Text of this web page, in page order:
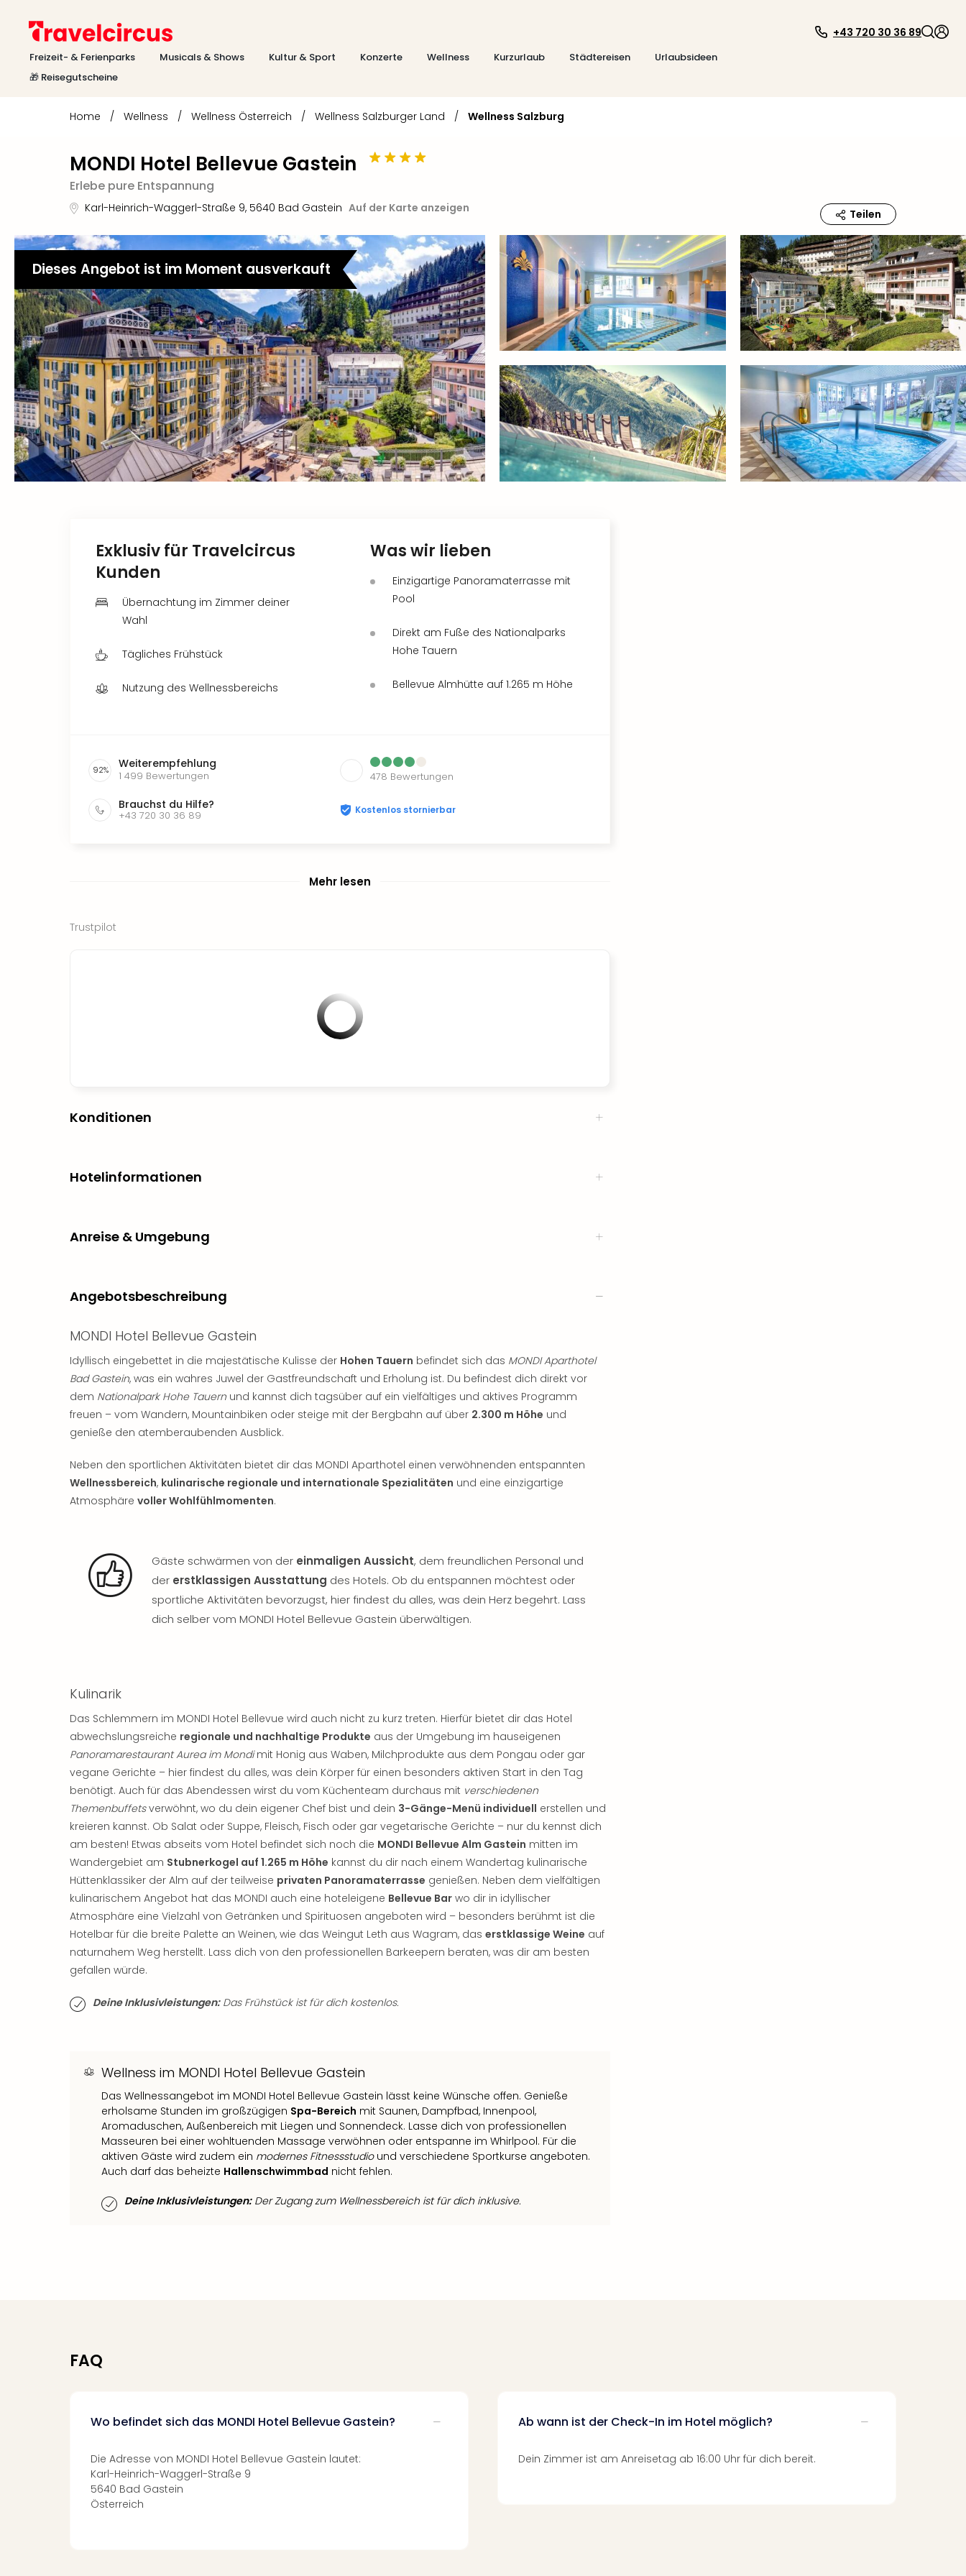
Freizeit- & Ferienparks Musicals & Shows Kultur & Sport Konzerte Wellness Kurzurlaub Städtereisen
Urlaubsideen
🎁 Reisegutscheine
+43 720 30 36 89
Home / Wellness / Wellness Österreich / Wellness Salzburger Land / Wellness Salzburg
MONDI Hotel Bellevue Gastein
Erlebe pure Entspannung
Karl-Heinrich-Waggerl-Straße 9, 5640 Bad Gastein Auf der Karte anzeigen Teilen
Dieses Angebot ist im Moment ausverkauft
Exklusiv für Travelcircus
Kunden
Übernachtung im Zimmer deiner
Wahl
Tägliches Frühstück
Nutzung des Wellnessbereichs
Was wir lieben
Einzigartige Panoramaterrasse mit
Pool
Direkt am Fuße des Nationalparks
Hohe Tauern
Bellevue Almhütte auf 1.265 m Höhe
92% Weiterempfehlung
1 499 Bewertungen 478 Bewertungen
Brauchst du Hilfe?
+43 720 30 36 89 Kostenlos stornierbar
Mehr lesen
Trustpilot
Konditionen
Hotelinformationen
Anreise & Umgebung
Angebotsbeschreibung
MONDI Hotel Bellevue Gastein
Idyllisch eingebettet in die majestätische Kulisse der Hohen Tauern befindet sich das MONDI Aparthotel
Bad Gastein, was ein wahres Juwel der Gastfreundschaft und Erholung ist. Du befindest dich direkt vor
dem Nationalpark Hohe Tauern und kannst dich tagsüber auf ein vielfältiges und aktives Programm
freuen – vom Wandern, Mountainbiken oder steige mit der Bergbahn auf über 2.300 m Höhe und
genieße den atemberaubenden Ausblick.
Neben den sportlichen Aktivitäten bietet dir das MONDI Aparthotel einen verwöhnenden entspannten
Wellnessbereich, kulinarische regionale und internationale Spezialitäten und eine einzigartige
Atmosphäre voller Wohlfühlmomenten.
Gäste schwärmen von der einmaligen Aussicht, dem freundlichen Personal und
der erstklassigen Ausstattung des Hotels. Ob du entspannen möchtest oder
sportliche Aktivitäten bevorzugst, hier findest du alles, was dein Herz begehrt. Lass
dich selber vom MONDI Hotel Bellevue Gastein überwältigen.
Kulinarik
Das Schlemmern im MONDI Hotel Bellevue wird auch nicht zu kurz treten. Hierfür bietet dir das Hotel
abwechslungsreiche regionale und nachhaltige Produkte aus der Umgebung im hauseigenen
Panoramarestaurant Aurea im Mondimit Honig aus Waben, Milchprodukte aus dem Pongau oder gar
vegane Gerichte – hier findest du alles, was dein Körper für einen besonders aktiven Start in den Tag
benötigt. Auch für das Abendessen wirst du vom Küchenteam durchaus mit verschiedenen
Themenbuffetsverwöhnt, wo du dein eigener Chef bist und dein 3-Gänge-Menü individuell erstellen und
kreieren kannst. Ob Salat oder Suppe, Fleisch, Fisch oder gar vegetarische Gerichte – nur du kennst dich
am besten! Etwas abseits vom Hotel befindet sich noch die MONDI Bellevue Alm Gastein mitten im
Wandergebiet am Stubnerkogel auf 1.265 m Höhe kannst du dir nach einem Wandertag kulinarische
Hüttenklassiker der Alm auf der teilweise privaten Panoramaterrasse genießen. Neben dem vielfältigen
kulinarischem Angebot hat das MONDI auch eine hoteleigene Bellevue Bar wo dir in idyllischer
Atmosphäre eine Vielzahl von Getränken und Spirituosen angeboten wird – besonders berühmt ist die
Hotelbar für die breite Palette an Weinen, wie das Weingut Leth aus Wagram, das erstklassige Weine auf
naturnahem Weg herstellt. Lass dich von den professionellen Barkeepern beraten, was dir am besten
gefallen würde.
Deine Inklusivleistungen:Das Frühstück ist für dich kostenlos.
Wellness im MONDI Hotel Bellevue Gastein
Das Wellnessangebot im MONDI Hotel Bellevue Gastein lässt keine Wünsche offen. Genieße
erholsame Stunden im großzügigen Spa-Bereich mit Saunen, Dampfbad, Innenpool,
Aromaduschen, Außenbereich mit Liegen und Sonnendeck. Lasse dich von professionellen
Masseuren bei einer wohltuenden Massage verwöhnen oder entspanne im Whirlpool. Für die
aktiven Gäste wird zudem ein modernes Fitnessstudiound verschiedene Sportkurse angeboten.
Auch darf das beheizte Hallenschwimmbad nicht fehlen.
Deine Inklusivleistungen:Der Zugang zum Wellnessbereich ist für dich inklusive.
FAQ
Wo befindet sich das MONDI Hotel Bellevue Gastein?
Die Adresse von MONDI Hotel Bellevue Gastein lautet:
Karl-Heinrich-Waggerl-Straße 9
5640 Bad Gastein
Österreich
Ab wann ist der Check-In im Hotel möglich?
Dein Zimmer ist am Anreisetag ab 16:00 Uhr für dich bereit.